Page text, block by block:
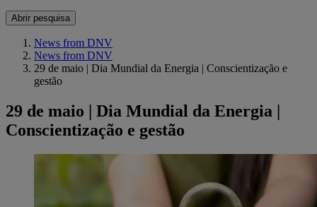
Abrir pesquisa
News from DNV
News from DNV
29 de maio | Dia Mundial da Energia | Conscientização e
gestão
29 de maio | Dia Mundial da Energia |
Conscientização e gestão